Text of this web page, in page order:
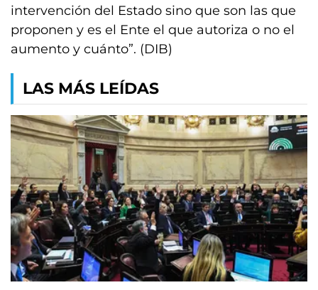
intervención del Estado sino que son las que
proponen y es el Ente el que autoriza o no el
aumento y cuánto”. (DIB)
LAS MÁS LEÍDAS